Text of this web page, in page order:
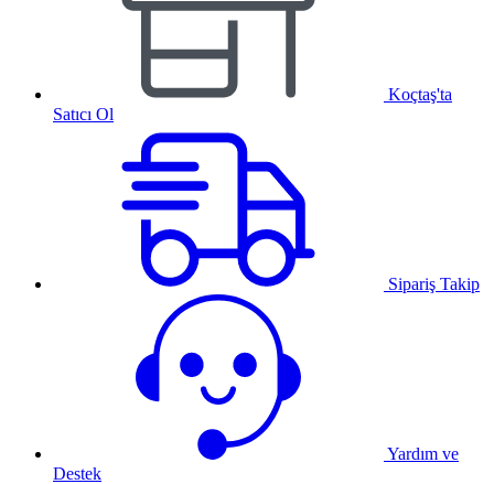
Koçtaş'ta
Satıcı Ol
Sipariş Takip
Yardım ve
Destek